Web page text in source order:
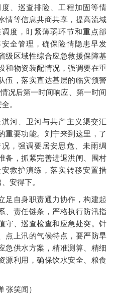
、巡查排险、工程加固等情
情等信息共商共享，提高流域
度，盯紧薄弱环节和重点部
全管理，确保险情隐患早发
级区域性综合应急救援保障基
和物资装配情况，强调要在重
伍，落实直达基层的临灾预警
况后第一时间响应、第一时间
。
、卫河与共产主义渠交汇
重要功能。刘宁来到这里，了
，强调要居安思危、未雨绸
备，抓紧完善进退洪闸、围村
救护演练，落实转移安置措
安得下。
自身职责通力协作，构建起
、责任链条，严格执行防汛指
守、巡查检查和应急处突。针
点上汛的气候特点，要严防旱
急供水方案，精准测算、精细
源利用，确保饮水安全、粮食
张笑闻）